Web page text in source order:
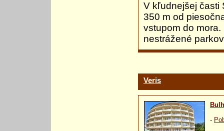
V kľudnejšej časti
350 m od
vstupom do
nestrážené
Veris
-